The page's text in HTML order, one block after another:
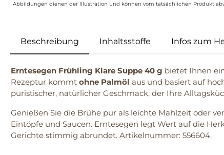
Abbildungen dienen der Illustration und können vom tatsächlichen Produkt
Beschreibung Inhaltsstoffe Infos zum
Erntesegen Frühling Klare Suppe 40 g bietet Ihnen
Rezeptur kommt ohne Palmöl aus und basiert auf
puristischer, natürlicher Geschmack, der Ihre
Genießen Sie die Brühe pur als leichte Mahlzeit oder
Eintöpfe und Saucen. Erntesegen legt Wert auf die
Gerichte stimmig abrundet. Artikelnummer: 556604.